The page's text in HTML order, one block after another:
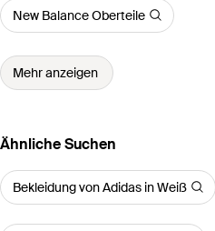
New Balance Oberteile
Mehr anzeigen
Ähnliche Suchen
Bekleidung von Adidas in Weiß